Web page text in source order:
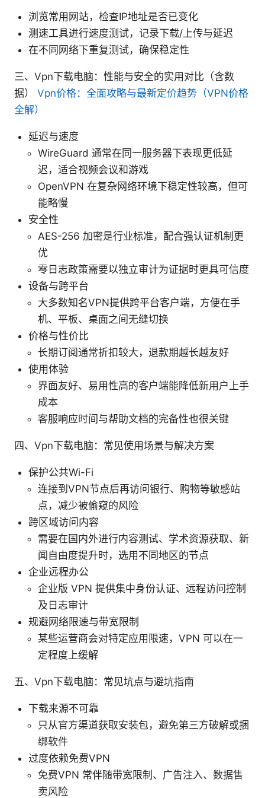
浏览常用网站，检查IP地址是否已变化
测速工具进行速度测试，记录下载/上传与延迟
在不同网络下重复测试，确保稳定性
三、Vpn下载电脑：性能与安全的实用对比（含数
据） Vpn价格：全面攻略与最新定价趋势（VPN价格
全解）
延迟与速度
WireGuard 通常在同一服务器下表现更低延
迟，适合视频会议和游戏
OpenVPN 在复杂网络环境下稳定性较高，但可
能略慢
安全性
AES-256 加密是行业标准，配合强认证机制更
优
零日志政策需要以独立审计为证据时更具可信度
设备与跨平台
大多数知名VPN提供跨平台客户端，方便在手
机、平板、桌面之间无缝切换
价格与性价比
长期订阅通常折扣较大，退款期越长越友好
使用体验
界面友好、易用性高的客户端能降低新用户上手
成本
客服响应时间与帮助文档的完备性也很关键
四、Vpn下载电脑：常见使用场景与解决方案
保护公共Wi-Fi
连接到VPN节点后再访问银行、购物等敏感站
点，减少被偷窥的风险
跨区域访问内容
需要在国内外进行内容测试、学术资源获取、新
闻自由度提升时，选用不同地区的节点
企业远程办公
企业版 VPN 提供集中身份认证、远程访问控制
及日志审计
规避网络限速与带宽限制
某些运营商会对特定应用限速，VPN 可以在一
定程度上缓解
五、Vpn下载电脑：常见坑点与避坑指南
下载来源不可靠
只从官方渠道获取安装包，避免第三方破解或捆
绑软件
过度依赖免费VPN
免费VPN 常伴随带宽限制、广告注入、数据售
卖风险